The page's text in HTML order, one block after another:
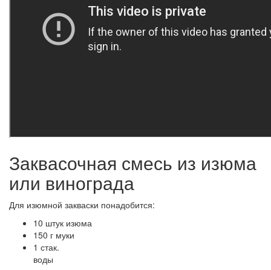
Заквасочная смесь из изюма
или винограда
Для изюмной закваски понадобится:
10 штук изюма
150 г муки
1 стак.
воды